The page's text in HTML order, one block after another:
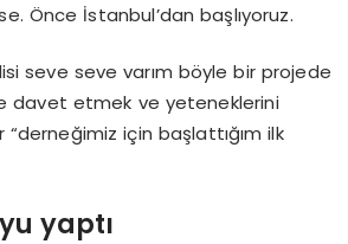
Önce İstanbul’dan başlıyoruz.
seve seve varım böyle bir projede
davet etmek ve yeteneklerini
için başlattığım ilk
yaptı